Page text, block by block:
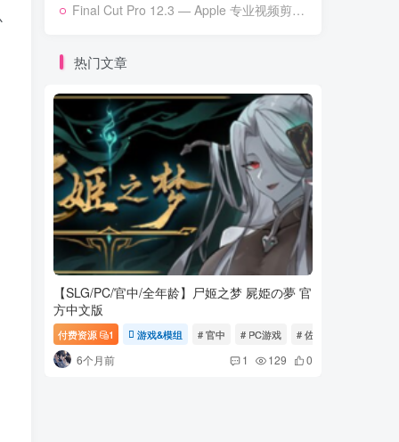
Final Cut Pro 12.3 — Apple 专业视频剪辑的巅峰之作
热门文章
【SLG/PC/官中/全年龄】尸姬之梦 屍姫の夢 官
方中文版
付费资源 1 游戏&模组 # 官中 # PC游戏 # 佐助
6个月前 1 129 0